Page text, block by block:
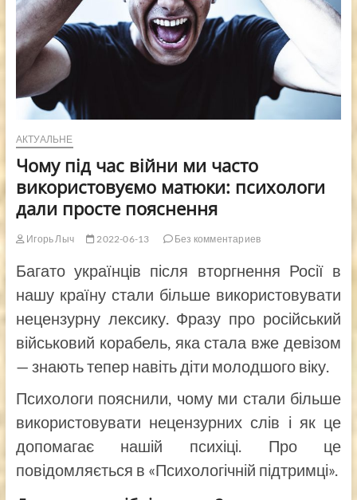
АКТУАЛЬНЕ
Чому під час війни ми часто
використовуємо матюки: психологи
дали просте пояснення
Игорь Лыч 2022-06-13 Без комментариев
Багато українців після вторгнення Росії в
нашу країну стали більше використовувати
нецензурну лексику. Фразу про російський
військовий корабель, яка стала вже девізом
— знають тепер навіть діти молодшого віку.
Психологи пояснили, чому ми стали більше
використовувати нецензурних слів і як це
допомагає нашій психіці. Про це
повідомляється в «Психологічній підтримці».